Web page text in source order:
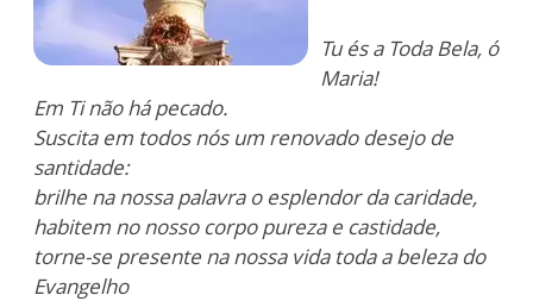
Tu és a Toda Bela, ó
Maria!
Em Ti não há pecado.
Suscita em todos nós um renovado desejo de
santidade:
brilhe na nossa palavra o esplendor da caridade,
habitem no nosso corpo pureza e castidade,
torne-se presente na nossa vida toda a beleza do
Evangelho